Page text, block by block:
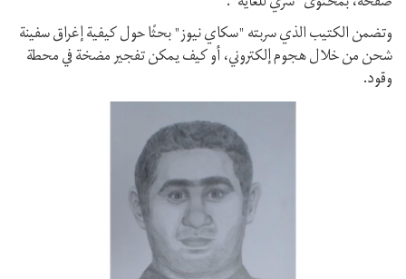
وتضمن الكتيب الذي سربته "سكاي نيوز" بحثًا حول كيفية إغراق سفينة
شحن من خلال هجوم إلكتروني، أو كيف يمكن تفجير مضخة في محطة
وقود.